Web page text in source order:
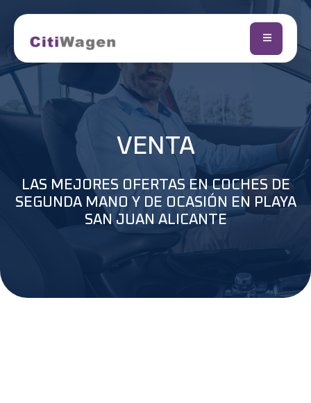
VENTA
LAS MEJORES OFERTAS EN COCHES DE
SEGUNDA MANO Y DE OCASIÓN EN PLAYA
SAN JUAN ALICANTE